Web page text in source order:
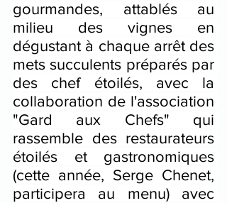
gourmandes, attablés au
milieu des vignes en
dégustant à chaque arrêt des
mets succulents préparés par
des chef étoilés, avec la
collaboration de l'association
"Gard aux Chefs" qui
rassemble des restaurateurs
étoilés et gastronomiques
(cette année, Serge Chenet,
participera au menu) avec